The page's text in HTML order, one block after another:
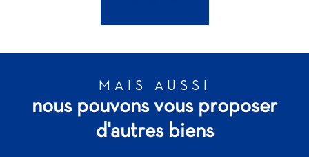
MAIS AUSSI
nous pouvons vous proposer
d'autres biens